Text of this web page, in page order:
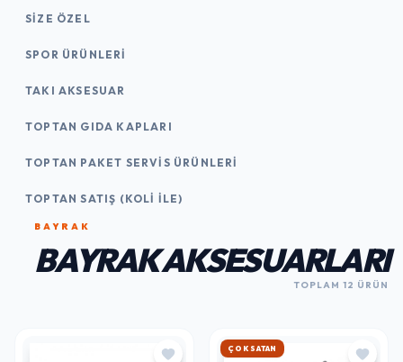
SIZE ÖZEL
SPOR ÜRÜNLERI
TAKI AKSESUAR
TOPTAN GIDA KAPLARI
TOPTAN PAKET SERVIS ÜRÜNLERI
TOPTAN SATIŞ (KOLI İLE)
BAYRAK
BAYRAK AKSESUARLARI
TOPLAM 12 ÜRÜN
HIZLI KARGO